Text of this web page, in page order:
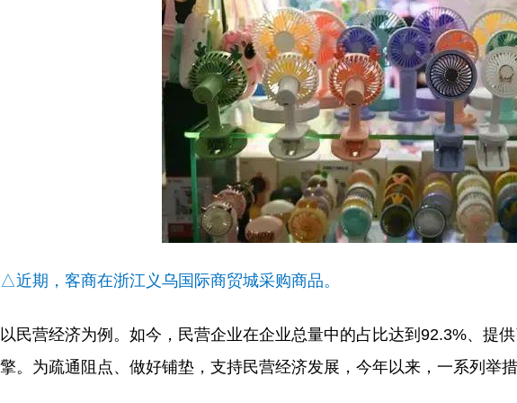
△近期，客商在浙江义乌国际商贸城采购商品。
以民营经济为例。如今，民营企业在企业总量中的占比达到92.3%、提
擎。为疏通阻点、做好铺垫，支持民营经济发展，今年以来，一系列